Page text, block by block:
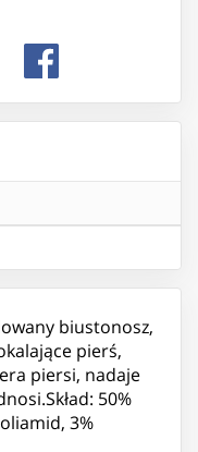
biustonosz,
pierś,
piersi, nadaje
50%
3%